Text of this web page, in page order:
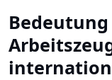
Bedeutung